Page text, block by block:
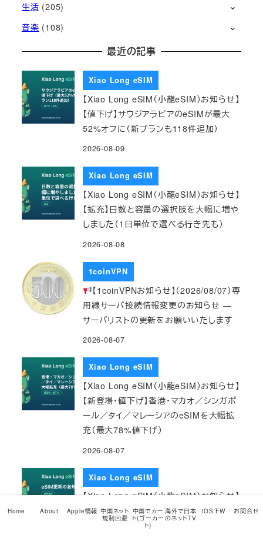
生活 (205)
音楽 (108)
最近の記事
Xiao Long eSIM
【Xiao Long eSIM（小龍eSIM）お知らせ】
【値下げ】サウジアラビアのeSIMが最大
52%オフに（新プランも118件追加）
2026-08-09
Xiao Long eSIM
【Xiao Long eSIM（小龍eSIM）お知らせ】
【拡充】日数と容量の選択肢を大幅に増や
しました（1日単位で選べる行き先も）
2026-08-08
1coinVPN
【1coinVPNお知らせ】（2026/08/07）専
用線サーバ接続情報変更のお知らせ ―
サーバリストの更新をお願いいたします
2026-08-07
Xiao Long eSIM
【Xiao Long eSIM（小龍eSIM）お知らせ】
【新登場・値下げ】香港・マカオ／シンガポ
ール／タイ／マレーシアのeSIMを大幅拡
充（最大78%値下げ）
2026-08-07
Xiao Long eSIM
【Xiao Long eSIM（小龍eSIM）お知らせ】
2026/08/07 eSIM更新のお知らせ
Home About Apple情報 中国ネット
規制回避
中国でカー
ト(ゴーカー
ト)
海外で日本
のネットTV
iOS FW お問合せ